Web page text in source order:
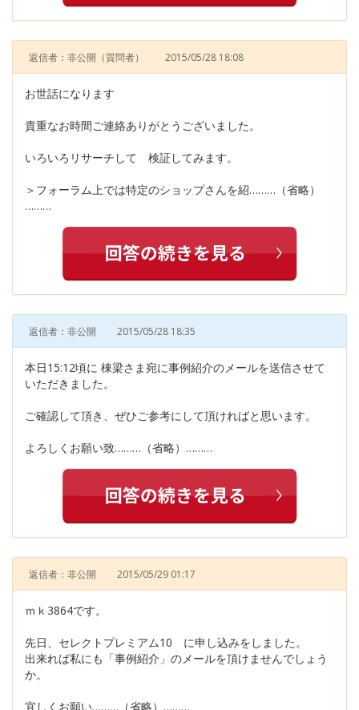
返信者：非公開 （質問者） 2015/05/28 18:08
お世話になります
貴重なお時間ご連絡ありがとうございました。
いろいろリサーチして 検証してみます。
＞フォーラム上では特定のショップさんを紹………（省略）
………
返信者：非公開 2015/05/28 18:35
本日15:12頃に 棟梁さま宛に事例紹介のメールを送信させて
いただきました。
ご確認して頂き、ぜひご参考にして頂ければと思います。
よろしくお願い致………（省略）………
返信者：非公開 2015/05/29 01:17
ｍｋ3864です。
先日、セレクトプレミアム10 に申し込みをしました。
出来れば私にも「事例紹介」のメールを頂けませんでしょう
か。
宜しくお願い………（省略）………